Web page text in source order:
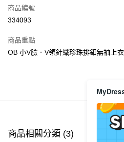
Apple Pay
PayMe
每筆HK$40.00，滿HK$350.00或以上
付款後順豐站及營業點
商品編號
334093
商品重點
OB 小V臉．V領針織珍珠排釦無袖上
商品推
商品相關分類 (3)